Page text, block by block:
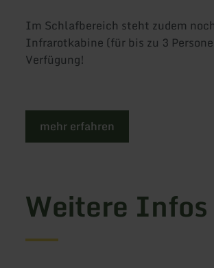
Im Schlafbereich steht zudem
Infrarotkabine (für bis zu 3
Verfügung!
mehr erfahren
Weitere Infos